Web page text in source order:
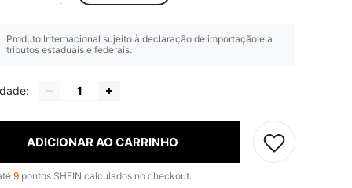
Produto Internacional sujeito à declaração de importação e a
tributos estaduais e federais.
ADICIONAR AO CARRINHO
9 pontos SHEIN calculados no checkout.